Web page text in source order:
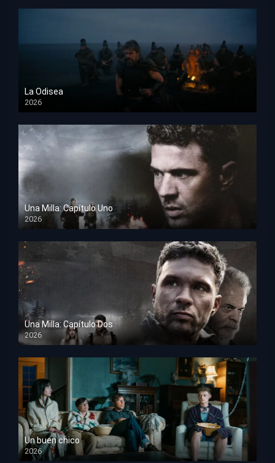
La Odisea
2026
TS Screener
Una Milla: Capítulo Uno
2026
HD 1080p
Una Milla: Capítulo Dos
2026
HD 1080p
Un buen chico
2026
HD 1080p